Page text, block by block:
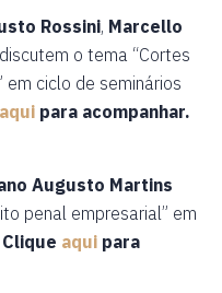
Rossini, Marcello
discutem o tema “Cortes
ciclo de seminários
aqui para acompanhar.
Augusto Martins
penal empresarial” em
Clique aqui para